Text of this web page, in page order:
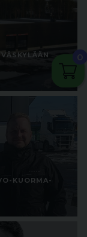
KUORMA-